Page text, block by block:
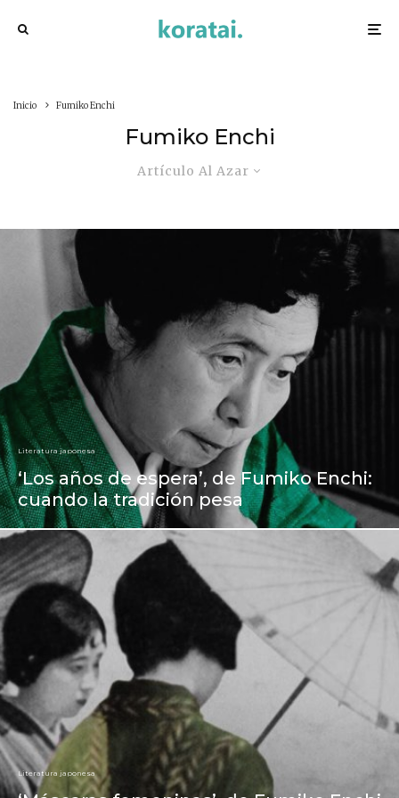
Inicio Fumiko Enchi
Fumiko Enchi
Artículo Al Azar
Literatura japonesa
‘Los años de espera’, de Fumiko Enchi:
cuando la tradición pesa
Literatura japonesa